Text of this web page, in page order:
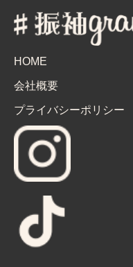
HOME
会社概要
プライバシーポリシー